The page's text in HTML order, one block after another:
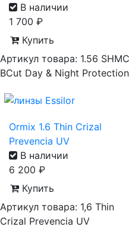
В наличии
1 700 ₽
Купить
Артикул товара: 1.56 SHMC
BCut Day & Night Protection
Ormix 1.6 Thin Crizal
Prevencia UV
В наличии
6 200 ₽
Купить
Артикул товара: 1,6 Thin
Crizal Prevencia UV